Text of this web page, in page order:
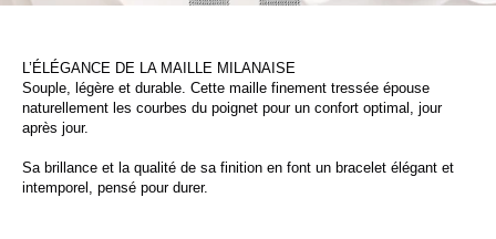
L’ÉLÉGANCE DE LA MAILLE MILANAISE
Souple, légère et durable. Cette maille finement tressée épouse
naturellement les courbes du poignet pour un confort optimal, jour
après jour.
Sa brillance et la qualité de sa finition en font un bracelet élégant et
intemporel, pensé pour durer.